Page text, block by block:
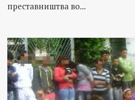
преставништва во...